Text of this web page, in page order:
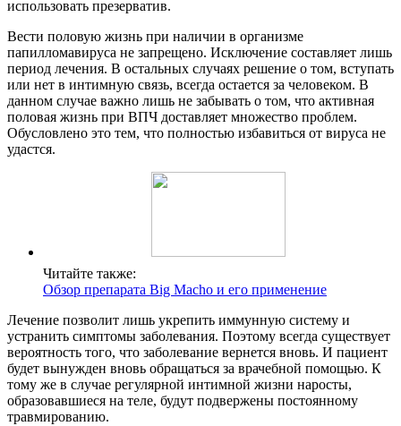
использовать презерватив.
Вести половую жизнь при наличии в организме
папилломавируса не запрещено. Исключение составляет лишь
период лечения. В остальных случаях решение о том, вступать
или нет в интимную связь, всегда остается за человеком. В
данном случае важно лишь не забывать о том, что активная
половая жизнь при ВПЧ доставляет множество проблем.
Обусловлено это тем, что полностью избавиться от вируса не
удастся.
Читайте также:
Обзор препарата Big Macho и его применение
Лечение позволит лишь укрепить иммунную систему и
устранить симптомы заболевания. Поэтому всегда существует
вероятность того, что заболевание вернется вновь. И пациент
будет вынужден вновь обращаться за врачебной помощью. К
тому же в случае регулярной интимной жизни наросты,
образовавшиеся на теле, будут подвержены постоянному
травмированию.